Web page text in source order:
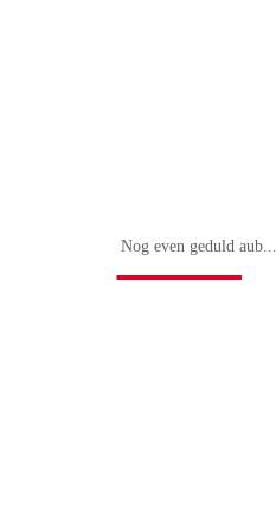
Nog even geduld aub...